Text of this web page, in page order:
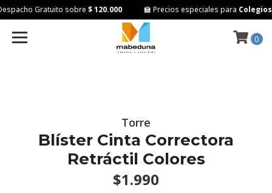
Gratuito sobre$ 120.000 🏫 Precios especiales paraColegios
0
Torre
Blíster Cinta Correctora
Retráctil Colores
$1.990